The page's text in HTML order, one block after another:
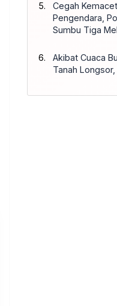
Cegah
Pengendara,
Sumbu Tiga
Akibat Cuaca
Tanah